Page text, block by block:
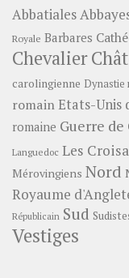
Abbatiales
Royale Barbares
Chevalier
carolingienne Dynastie
romainEtats-Unis
romaine Guerre
Languedoc Les
Mérovingiens Nord
Royaume
Républicain Sud
Vestiges